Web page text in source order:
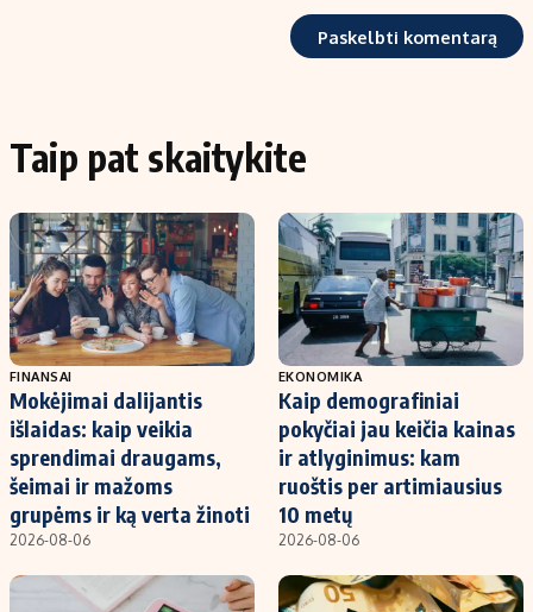
Taip pat skaitykite
FINANSAI
Mokėjimai dalijantis
išlaidas: kaip veikia
sprendimai draugams,
šeimai ir mažoms
grupėms ir ką verta žinoti
2026-08-06
EKONOMIKA
Kaip demografiniai
pokyčiai jau keičia kainas
ir atlyginimus: kam
ruoštis per artimiausius
10 metų
2026-08-06